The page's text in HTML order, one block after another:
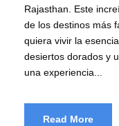
Rajasthan. Este
de los destinos más
quiera vivir la
desiertos dorados y
una experiencia...
Read More